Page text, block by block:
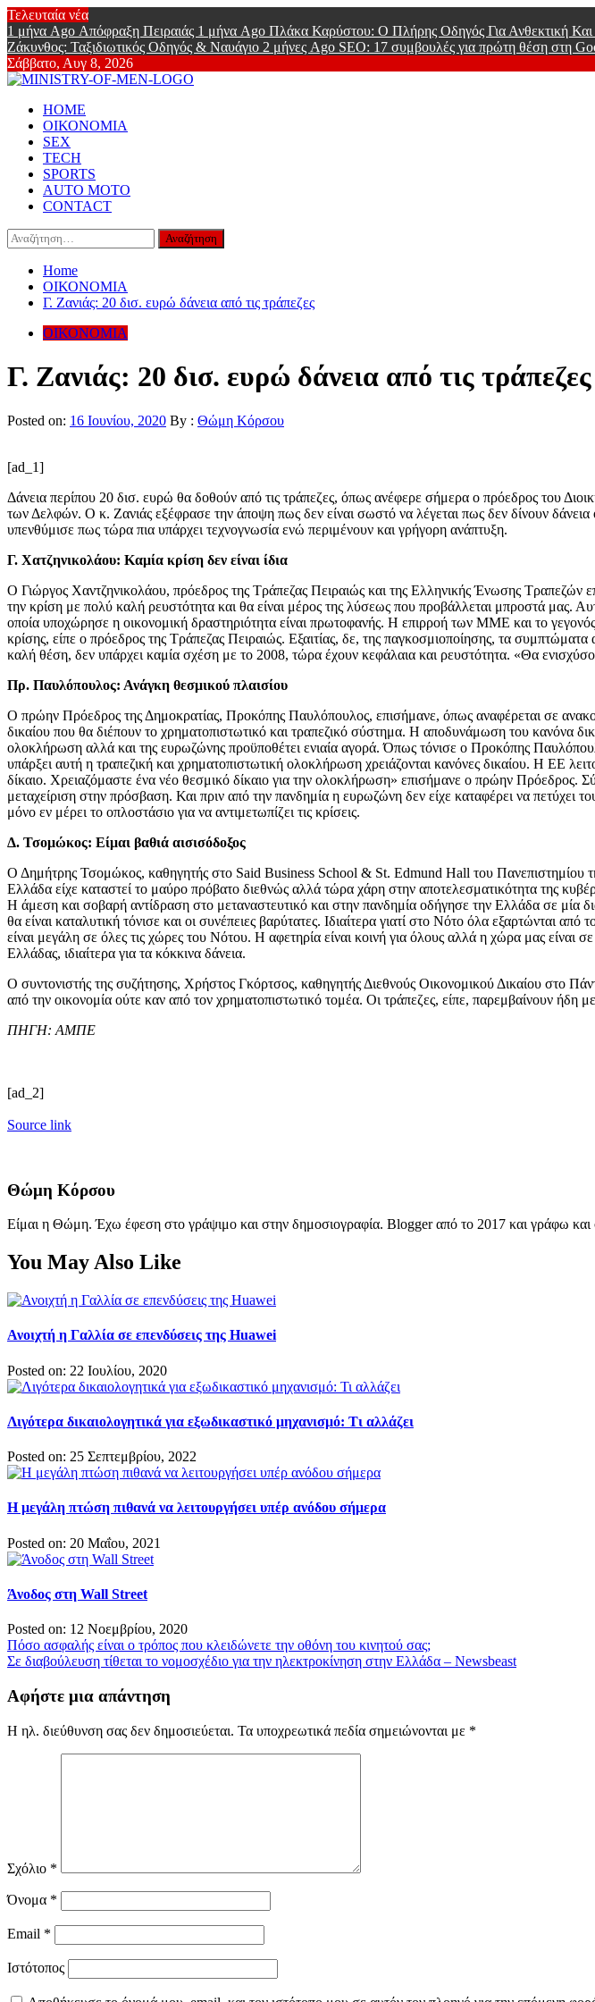
Skip
to
content
Τελευταία νέα
1 μήνα Ago Απόφραξη Πειραιάς 1 μήνα Ago Πλάκα Καρύστου: Ο Πλήρης Οδηγός Για Ανθεκτική
Ζάκυνθος: Ταξιδιωτικός Οδηγός & Ναυάγιο 2 μήνες Ago SEO: 17 συμβουλές για πρώτη θέση στη
Σάββατο, Αυγ 8, 2026
Online Lifestyle περιοδικό για Aνδρες
Primary
Menu
HOME
ΟΙΚΟΝΟΜΙΑ
SEX
TECH
SPORTS
AUTO MOTO
CONTACT
Αναζήτηση
για:
Home
ΟΙΚΟΝΟΜΙΑ
Γ. Ζανιάς: 20 δισ. ευρώ δάνεια από τις τράπεζες
ΟΙΚΟΝΟΜΙΑ
Γ. Ζανιάς: 20 δισ. ευρώ δάνεια από τις τράπεζες
Posted on: 16 Ιουνίου, 2020 By : Θώμη Κόρσου
[ad_1]
Δάνεια περίπου 20 δισ. ευρώ θα δοθούν από τις τράπεζες, όπως ανέφερε σήμερα ο πρόεδρος του
των Δελφών. Ο κ. Ζανιάς εξέφρασε την άποψη πως δεν είναι σωστό να λέγεται πως δεν δίνουν δάνεια
υπενθύμισε πως τώρα πια υπάρχει τεχνογνωσία ενώ περιμένουν και γρήγορη ανάπτυξη.
Γ. Χατζηνικολάου: Καμία κρίση δεν είναι ίδια
Ο Γιώργος Χαντζηνικολάου, πρόεδρος της Τράπεζας Πειραιώς και της Ελληνικής Ένωσης Τραπεζών
την κρίση με πολύ καλή ρευστότητα και θα είναι μέρος της λύσεως που προβάλλεται μπροστά μας.
οποία υποχώρησε η οικονομική δραστηριότητα είναι πρωτοφανής. Η επιρροή των ΜΜΕ και το
κρίσης, είπε ο πρόεδρος της Τράπεζας Πειραιώς. Εξαιτίας, δε, της παγκοσμιοποίησης, τα
καλή θέση, δεν υπάρχει καμία σχέση με το 2008, τώρα έχουν κεφάλαια και ρευστότητα. «Θα
Πρ. Παυλόπουλος: Ανάγκη θεσμικού πλαισίου
Ο πρώην Πρόεδρος της Δημοκρατίας, Προκόπης Παυλόπουλος, επισήμανε, όπως αναφέρεται σε
δικαίου που θα διέπουν το χρηματοπιστωτικό και τραπεζικό σύστημα. Η αποδυνάμωση του κανόνα
ολοκλήρωση αλλά και της ευρωζώνης προϋποθέτει ενιαία αγορά. Όπως τόνισε ο Προκόπης
υπάρξει αυτή η τραπεζική και χρηματοπιστωτική ολοκλήρωση χρειάζονται κανόνες δικαίου. Η ΕΕ
δίκαιο. Χρειαζόμαστε ένα νέο θεσμικό δίκαιο για την ολοκλήρωση» επισήμανε ο πρώην
μεταχείριση στην πρόσβαση. Και πριν από την πανδημία η ευρωζώνη δεν είχε καταφέρει να πετύχει
μόνο εν μέρει το οπλοστάσιο για να αντιμετωπίζει τις κρίσεις.
Δ. Τσομώκος: Είμαι βαθιά αισισόδοξος
Ο Δημήτρης Τσομώκος, καθηγητής στο Said Business School & St. Edmund Hall του Πανεπιστημίου
Ελλάδα είχε καταστεί το μαύρο πρόβατο διεθνώς αλλά τώρα χάρη στην αποτελεσματικότητα της
Η άμεση και σοβαρή αντίδραση στο μεταναστευτικό και στην πανδημία οδήγησε την Ελλάδα σε
θα είναι καταλυτική τόνισε και οι συνέπειες βαρύτατες. Ιδιαίτερα γιατί στο Νότο όλα εξαρτώνται
είναι μεγάλη σε όλες τις χώρες του Νότου. Η αφετηρία είναι κοινή για όλους αλλά η χώρα μας είναι
Ελλάδας, ιδιαίτερα για τα κόκκινα δάνεια.
Ο συντονιστής της συζήτησης, Χρήστος Γκόρτσος, καθηγητής Διεθνούς Οικονομικού Δικαίου στο
από την οικονομία ούτε καν από τον χρηματοπιστωτικό τομέα. Οι τράπεζες, είπε, παρεμβαίνουν ήδη
ΠΗΓΗ: ΑΜΠΕ
[ad_2]
Source link
Θώμη Κόρσου
Είμαι η Θώμη. Έχω έφεση στο γράψιμο και στην δημοσιογραφία. Blogger από το 2017 και γράφω
You May Also Like
Ανοιχτή η Γαλλία σε επενδύσεις της Huawei
Posted on: 22 Ιουλίου, 2020
Λιγότερα δικαιολογητικά για εξωδικαστικό μηχανισμό: Τι αλλάζει
Posted on: 25 Σεπτεμβρίου, 2022
Η μεγάλη πτώση πιθανά να λειτουργήσει υπέρ ανόδου σήμερα
Posted on: 20 Μαΐου, 2021
Άνοδος στη Wall Street
Posted on: 12 Νοεμβρίου, 2020
Πλοήγηση
άρθρων
Πόσο ασφαλής είναι ο τρόπος που κλειδώνετε την οθόνη του κινητού σας;
Σε διαβούλευση τίθεται το νομοσχέδιο για την ηλεκτροκίνηση στην Ελλάδα – Newsbeast
Αφήστε μια απάντηση
Η ηλ. διεύθυνση σας δεν δημοσιεύεται. Τα υποχρεωτικά πεδία σημειώνονται με *
Σχόλιο *
Όνομα *
Email *
Ιστότοπος